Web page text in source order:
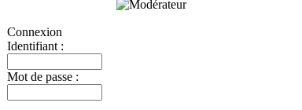
Connexion
Identifiant :
Mot de passe :